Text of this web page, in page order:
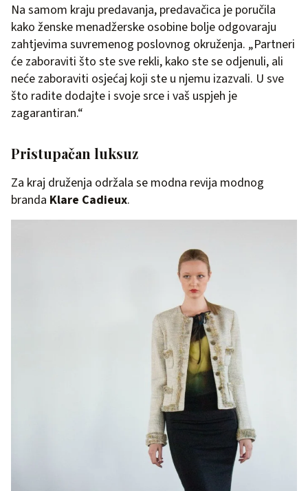
Na samom kraju predavanja, predavačica je poručila
kako ženske menadžerske osobine bolje odgovaraju
zahtjevima suvremenog poslovnog okruženja. „Partneri
će zaboraviti što ste sve rekli, kako ste se odjenuli, ali
neće zaboraviti osjećaj koji ste u njemu izazvali. U sve
što radite dodajte i svoje srce i vaš uspjeh je
zagarantiran.“
Pristupačan luksuz
Za kraj druženja održala se modna revija modnog
branda Klare Cadieux.